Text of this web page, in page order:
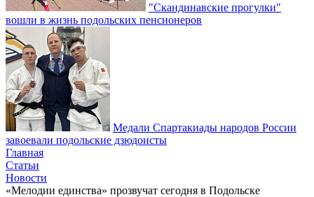
"Скандинавские прогулки"
вошли в жизнь подольских пенсионеров
Медали Спартакиады народов России
завоевали подольские дзюдоисты
Главная
Статьи
Новости
«Мелодии единства» прозвучат сегодня в Подольске